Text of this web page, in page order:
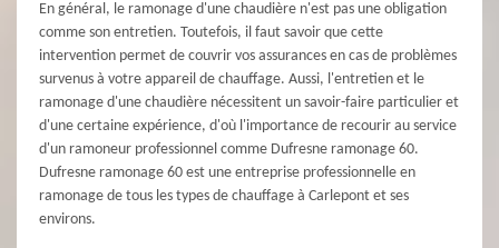
En général, le ramonage d'une chaudière n'est pas une obligation
comme son entretien. Toutefois, il faut savoir que cette
intervention permet de couvrir vos assurances en cas de problèmes
survenus à votre appareil de chauffage. Aussi, l'entretien et le
ramonage d'une chaudière nécessitent un savoir-faire particulier et
d'une certaine expérience, d'où l'importance de recourir au service
d'un ramoneur professionnel comme Dufresne ramonage 60.
Dufresne ramonage 60 est une entreprise professionnelle en
ramonage de tous les types de chauffage à Carlepont et ses
environs.